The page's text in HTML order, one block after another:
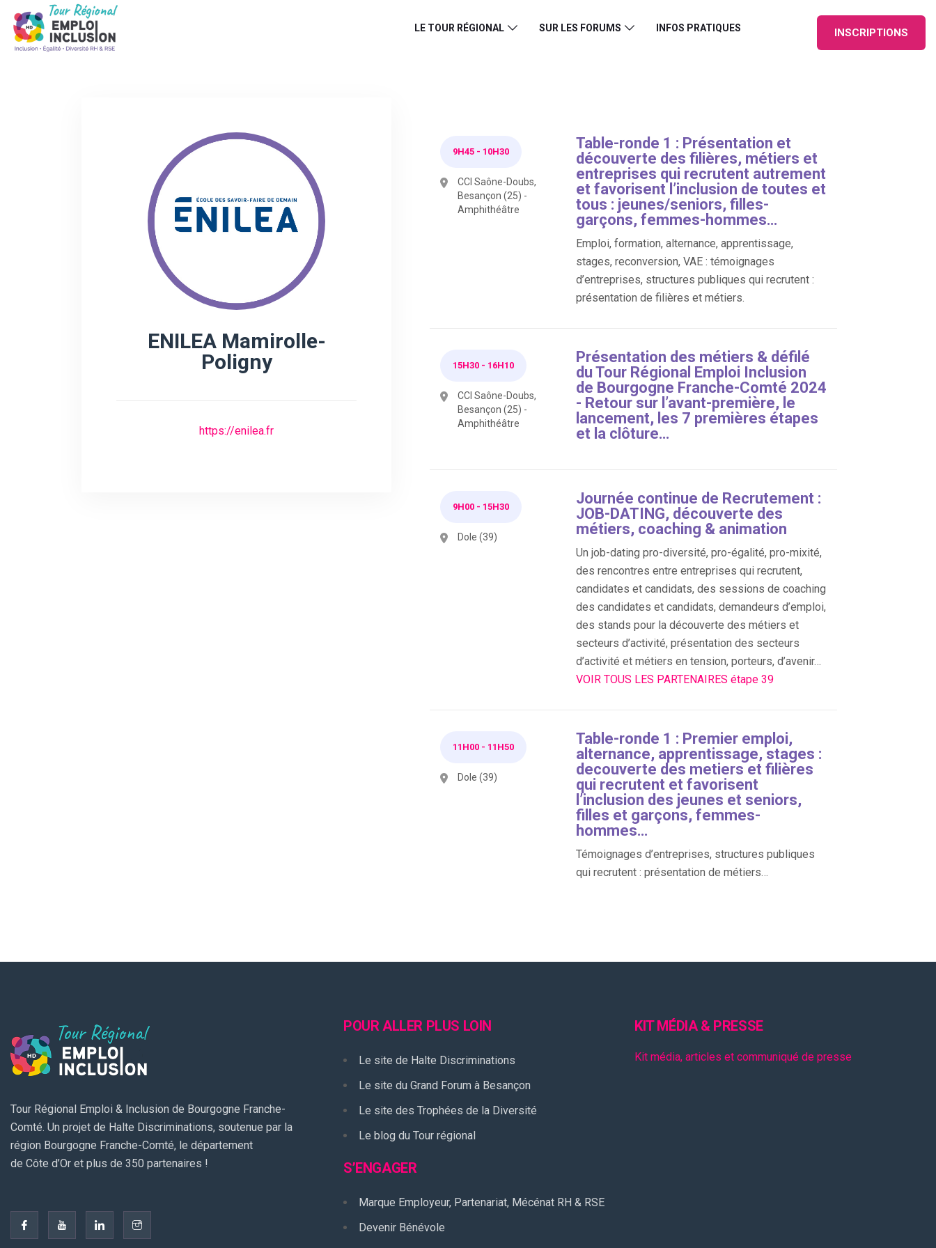
LE TOUR RÉGIONAL SUR LES FORUMS INFOS PRATIQUES INSCRIPTIONS
ENILEA Mamirolle-
Poligny
https://enilea.fr
9H45 - 10H30
CCI Saône-Doubs,
Besançon (25) -
Amphithéâtre
Table-ronde 1 : Présentation et
découverte des filières, métiers et
entreprises qui recrutent autrement
et favorisent l’inclusion de toutes et
tous : jeunes/seniors, filles-
garçons, femmes-hommes…
Emploi, formation, alternance, apprentissage,
stages, reconversion, VAE : témoignages
d’entreprises, structures publiques qui recrutent :
présentation de filières et métiers.
15H30 - 16H10
CCI Saône-Doubs,
Besançon (25) -
Amphithéâtre
Présentation des métiers & défilé
du Tour Régional Emploi Inclusion
de Bourgogne Franche-Comté 2024
- Retour sur l’avant-première, le
lancement, les 7 premières étapes
et la clôture…
9H00 - 15H30
Dole (39)
Journée continue de Recrutement :
JOB-DATING, découverte des
métiers, coaching & animation
Un job-dating pro-diversité, pro-égalité, pro-mixité,
des rencontres entre entreprises qui recrutent,
candidates et candidats, des sessions de coaching
des candidates et candidats, demandeurs d’emploi,
des stands pour la découverte des métiers et
secteurs d’activité, présentation des secteurs
d’activité et métiers en tension, porteurs, d’avenir…
VOIR TOUS LES PARTENAIRES étape 39
11H00 - 11H50
Dole (39)
Table-ronde 1 : Premier emploi,
alternance, apprentissage, stages :
decouverte des metiers et filières
qui recrutent et favorisent
l’inclusion des jeunes et seniors,
filles et garçons, femmes-
hommes…
Témoignages d’entreprises, structures publiques
qui recrutent : présentation de métiers…
Tour Régional Emploi & Inclusion de Bourgogne Franche-
Comté. Un projet de Halte Discriminations, soutenue par la
région Bourgogne Franche-Comté, le département
de Côte d’Or et plus de 350 partenaires !
POUR ALLER PLUS LOIN
Le site de Halte Discriminations
Le site du Grand Forum à Besançon
Le site des Trophées de la Diversité
Le blog du Tour régional
S’ENGAGER
Marque Employeur, Partenariat, Mécénat RH & RSE
Devenir Bénévole
KIT MÉDIA & PRESSE
Kit média, articles et communiqué de presse